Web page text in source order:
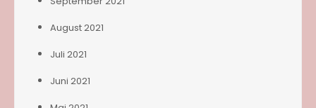
August 2021
Juli 2021
Juni 2021